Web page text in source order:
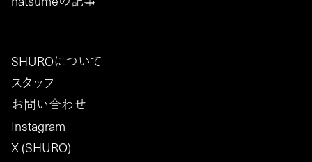
SHUROについて
スタッフ
お問い合わせ
Instagram
X (SHURO)